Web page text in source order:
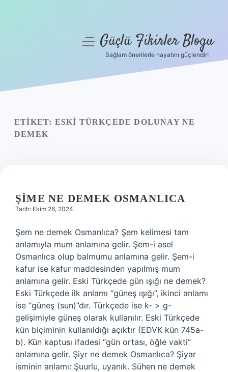
Yasal Uyarı
menüyüGüçlü Fikirler Blogu
Sağlam önerilerle hayatını güçlendir!
ETIKET: ESKI TÜRKÇEDE DOLUNAY NE
DEMEK
ŞIME NE DEMEK OSMANLICA
Tarih: Ekim 26, 2024
Şem ne demek Osmanlıca? Şem kelimesi tam
anlamıyla mum anlamına gelir. Şem-i asel
Osmanlıca olup balmumu anlamına gelir. Şem-i
kafur ise kafur maddesinden yapılmış mum
anlamına gelir. Eski Türkçede gün ışığı ne demek?
Eski Türkçede ilk anlamı “güneş ışığı”, ikinci anlamı
ise “güneş (sun)”dır. Türkçede ise k- > g-
gelişimiyle güneş olarak kullanılır. Eski Türkçede
kün biçiminin kullanıldığı açıktır (EDVK kün 745a-
b). Kün kaptusı ifadesi “gün ortası, öğle vakti”
anlamına gelir. Şiyr ne demek Osmanlıca? Şiyar
isminin anlamı: Şuurlu, uyanık. Sühen ne demek